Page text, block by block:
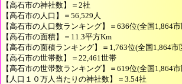
【高石市の神社数】＝2社
【高石市の人口】＝56,529人
【高石市の人口数ランキング】＝636位(全国1,864
【高石市の面積】＝11.3平方Km
【高石市の面積ランキング】＝1,763位(全国1,864市
【高石市の世帯数】＝22,461世帯
【高石市の世帯数ランキング】＝619位(全国1,864
【人口１０万人当たりの神社数】＝3.54社